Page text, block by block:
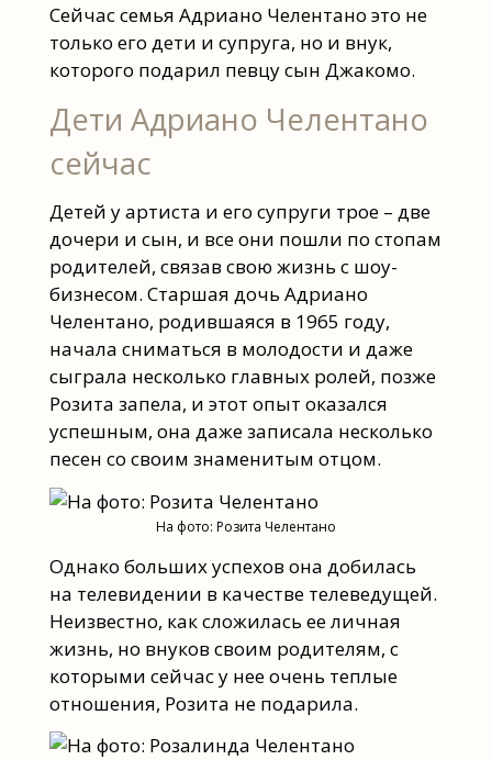
Сейчас семья Адриано Челентано это не
только его дети и супруга, но и внук,
которого подарил певцу сын Джакомо.
Дети Адриано Челентано
сейчас
Детей у артиста и его супруги трое – две
дочери и сын, и все они пошли по стопам
родителей, связав свою жизнь с шоу-
бизнесом. Старшая дочь Адриано
Челентано, родившаяся в 1965 году,
начала сниматься в молодости и даже
сыграла несколько главных ролей, позже
Розита запела, и этот опыт оказался
успешным, она даже записала несколько
песен со своим знаменитым отцом.
На фото: Розита Челентано
Однако больших успехов она добилась
на телевидении в качестве телеведущей.
Неизвестно, как сложилась ее личная
жизнь, но внуков своим родителям, с
которыми сейчас у нее очень теплые
отношения, Розита не подарила.